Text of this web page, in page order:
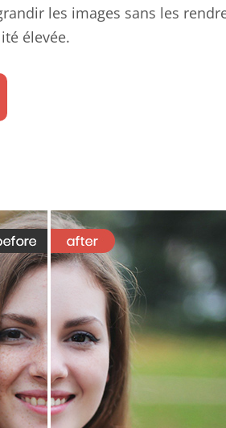
les images sans les
élevée.